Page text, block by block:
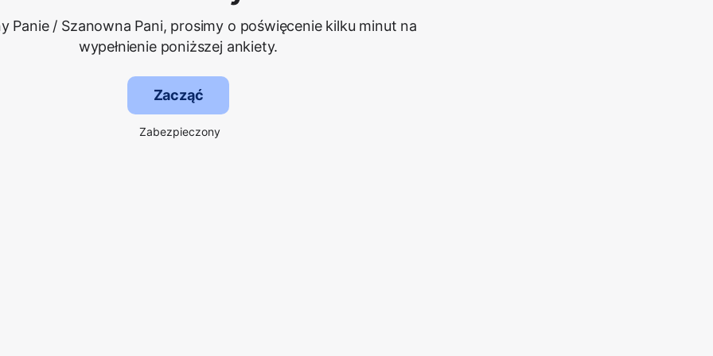
Panie / Szanowna Pani, prosimy o poświęcenie kilku minut na
wypełnienie poniższej ankiety.
Zacząć
Zabezpieczony